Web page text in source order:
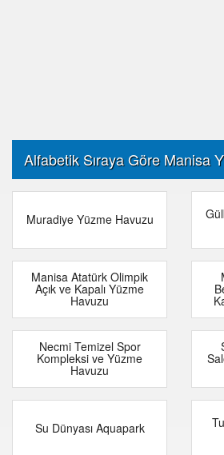
Alfabetik Sıraya Göre Manisa
Muradiye Yüzme Havuzu
Manisa Atatürk Olimpik
Açık ve Kapalı Yüzme
Havuzu
Necmi Temizel Spor
Kompleksi ve Yüzme
Havuzu
Su Dünyası Aquapark